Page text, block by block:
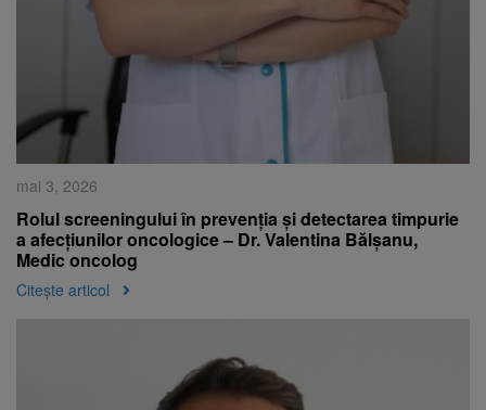
mai 3, 2026
Rolul screeningului în prevenția și detectarea timpurie
a afecțiunilor oncologice – Dr. Valentina Bălșanu,
Medic oncolog
Citește articol